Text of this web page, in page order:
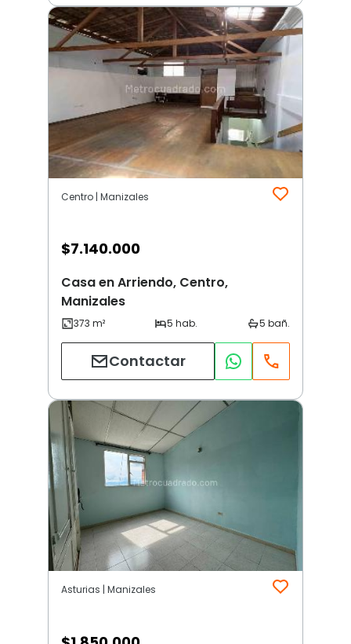
Centro | Manizales
$7.140.000
Casa en Arriendo, Centro,
Manizales
Contactar
Asturias | Manizales